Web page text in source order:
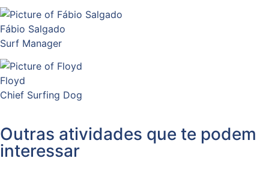
Fábio Salgado
Surf Manager
Floyd
Chief Surfing Dog
Outras atividades que te podem
interessar